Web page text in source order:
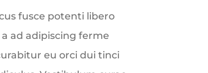
fusce potenti libero
ad adipiscing ferme
eu orci dui tinci